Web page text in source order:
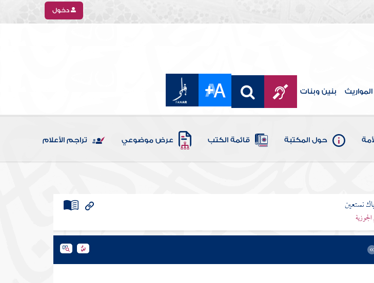
دخول
المواريث بنين وبنات
حول المكتبة قائمة الكتب عرض موضوعي تراجم الأعلام
نستعين